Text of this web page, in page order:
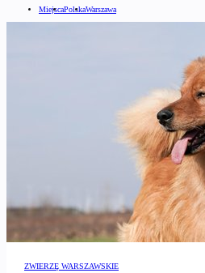
MiejscaPolskaWarszawa
ZWIERZĘ WARSZAWSKIE